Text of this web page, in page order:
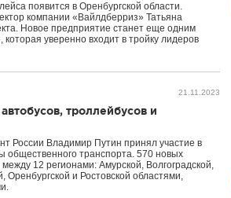
появится в Оренбургской области.
компании «Вайлдберриз» Татьяна
Новое предприятие станет еще одним
уверенно входит в тройку лидеров
21.11.2023
троллейбусов и
России Владимир Путин принял участие в
общественного транспорта. 570 новых
12 регионами: Амурской, Волгоградской,
и Ростовской областями,